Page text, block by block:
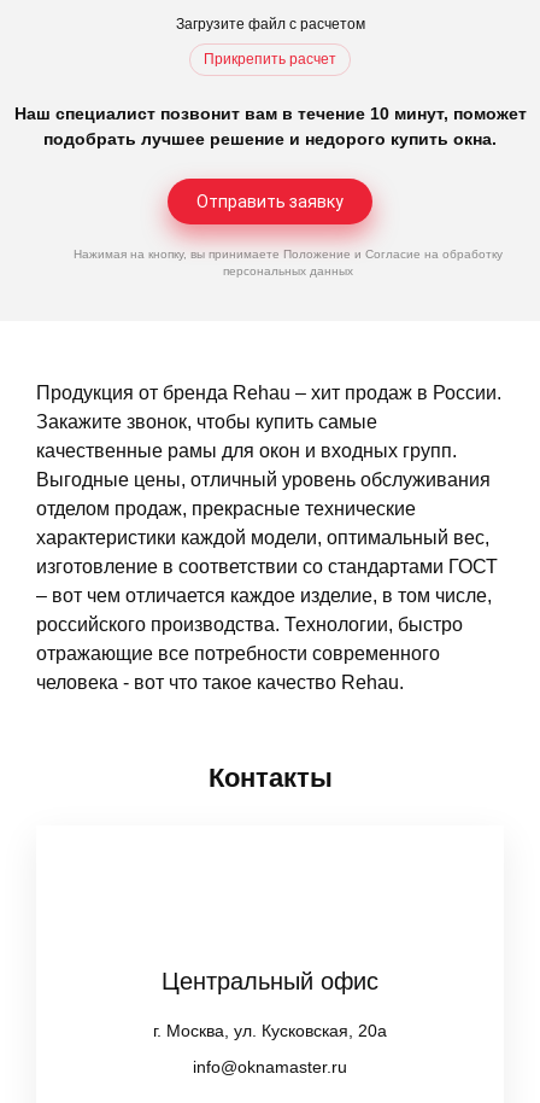
Загрузите файл с расчетом
Прикрепить расчет
Наш специалист позвонит вам в течение 10 минут, поможет
подобрать лучшее решение и недорого купить окна.
Нажимая на кнопку, вы принимаете Положение и Согласие на обработку
персональных данных
Продукция от бренда Rehau – хит продаж в России.
Закажите звонок, чтобы купить самые
качественные рамы для окон и входных групп.
Выгодные цены, отличный уровень обслуживания
отделом продаж, прекрасные технические
характеристики каждой модели, оптимальный вес,
изготовление в соответствии со стандартами ГОСТ
– вот чем отличается каждое изделие, в том числе,
российского производства. Технологии, быстро
отражающие все потребности современного
человека - вот что такое качество Rehau.
Контакты
Центральный офис
г. Москва, ул. Кусковская, 20а
info@oknamaster.ru